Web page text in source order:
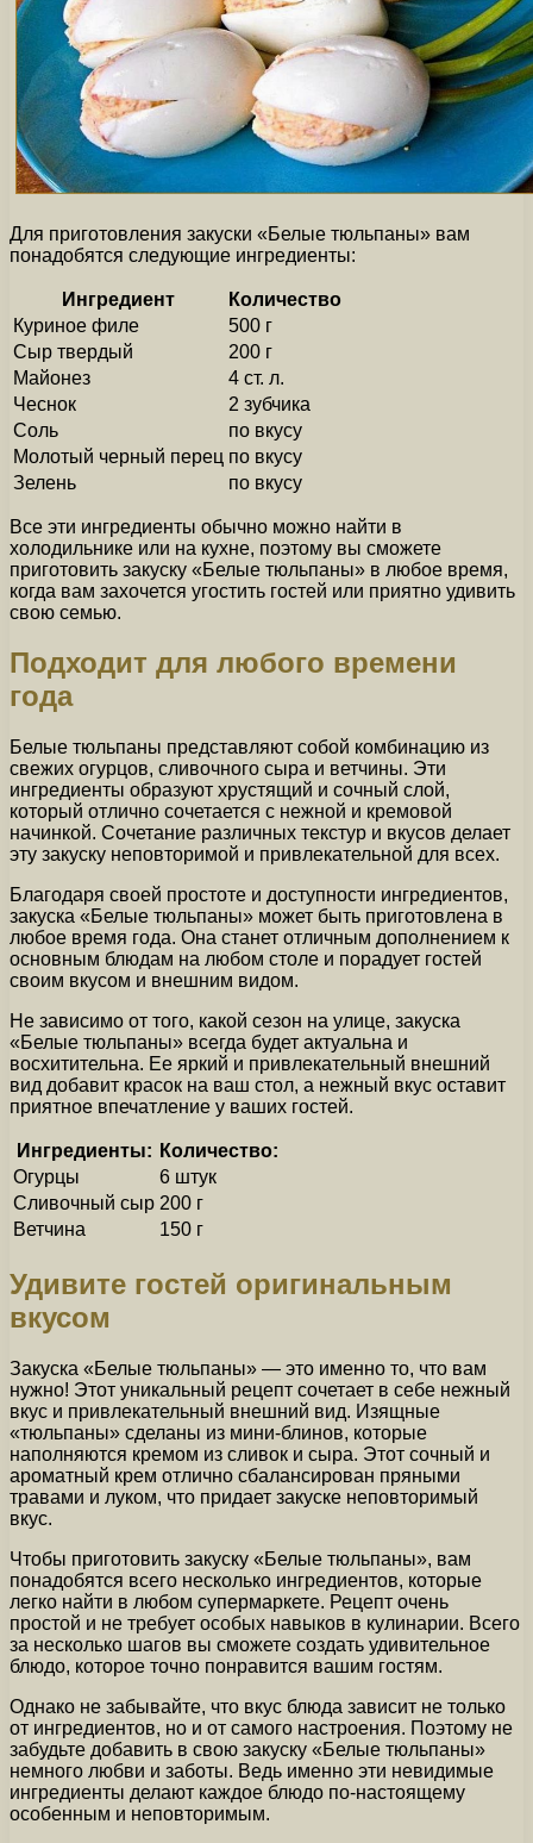
Для приготовления закуски «Белые тюльпаны» вам
понадобятся следующие ингредиенты:
Ингредиент
Количество
Куриное филе
500 г
Сыр твердый
200 г
Майонез
4 ст. л.
Чеснок
2 зубчика
Соль
по вкусу
Молотый черный перец по вкусу
Зелень
по вкусу
Все эти ингредиенты обычно можно найти в
холодильнике или на кухне, поэтому вы сможете
приготовить закуску «Белые тюльпаны» в любое время,
когда вам захочется угостить гостей или приятно удивить
свою семью.
Подходит для любого времени
года
Белые тюльпаны представляют собой комбинацию из
свежих огурцов, сливочного сыра и ветчины. Эти
ингредиенты образуют хрустящий и сочный слой,
который отлично сочетается с нежной и кремовой
начинкой. Сочетание различных текстур и вкусов делает
эту закуску неповторимой и привлекательной для всех.
Благодаря своей простоте и доступности ингредиентов,
закуска «Белые тюльпаны» может быть приготовлена в
любое время года. Она станет отличным дополнением к
основным блюдам на любом столе и порадует гостей
своим вкусом и внешним видом.
Не зависимо от того, какой сезон на улице, закуска
«Белые тюльпаны» всегда будет актуальна и
восхитительна. Ее яркий и привлекательный внешний
вид добавит красок на ваш стол, а нежный вкус оставит
приятное впечатление у ваших гостей.
Ингредиенты: Количество:
Огурцы
6 штук
Сливочный сыр 200 г
Ветчина
150 г
Удивите гостей оригинальным
вкусом
Закуска «Белые тюльпаны» — это именно то, что вам
нужно! Этот уникальный рецепт сочетает в себе нежный
вкус и привлекательный внешний вид. Изящные
«тюльпаны» сделаны из мини-блинов, которые
наполняются кремом из сливок и сыра. Этот сочный и
ароматный крем отлично сбалансирован пряными
травами и луком, что придает закуске неповторимый
вкус.
Чтобы приготовить закуску «Белые тюльпаны», вам
понадобятся всего несколько ингредиентов, которые
легко найти в любом супермаркете. Рецепт очень
простой и не требует особых навыков в кулинарии. Всего
за несколько шагов вы сможете создать удивительное
блюдо, которое точно понравится вашим гостям.
Однако не забывайте, что вкус блюда зависит не только
от ингредиентов, но и от самого настроения. Поэтому не
забудьте добавить в свою закуску «Белые тюльпаны»
немного любви и заботы. Ведь именно эти невидимые
ингредиенты делают каждое блюдо по-настоящему
особенным и неповторимым.